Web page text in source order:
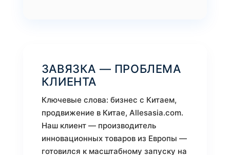
ЗАВЯЗКА — ПРОБЛЕМА
КЛИЕНТА
Ключевые слова: бизнес с Китаем,
продвижение в Китае, Allesasia.com.
Наш клиент — производитель
инновационных товаров из Европы —
готовился к масштабному запуску на